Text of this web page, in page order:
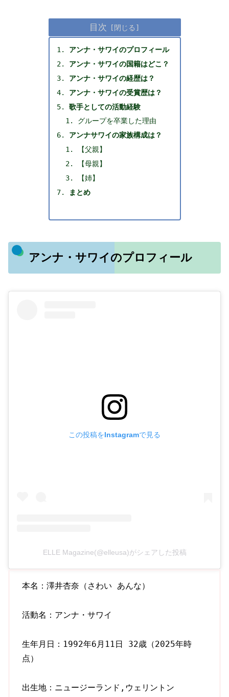
目次
アンナ・サワイのプロフィール
アンナ・サワイの国籍はどこ？
アンナ・サワイの経歴は？
アンナ・サワイの受賞歴は？
歌手としての活動経験
グループを卒業した理由
アンナサワイの家族構成は？
【父親】
【母親】
【姉】
まとめ
アンナ・サワイのプロフィール
この投稿をInstagramで見る
ELLE Magazine(@elleusa)がシェアした投稿
本名：澤井杏奈（さわい あんな）
活動名：アンナ・サワイ
生年月日：1992年6月11日 32歳（2025年時
点）
出生地：ニュージーランド,ウェリントン